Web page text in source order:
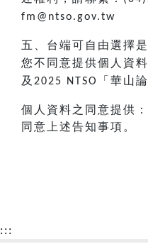
fm@ntso.gov.tw
五、台端可自由選擇
您不同意提供個人資
及 2025 NTSO 「華山
個人資料之同意提供
同意上述告知事項。
:::